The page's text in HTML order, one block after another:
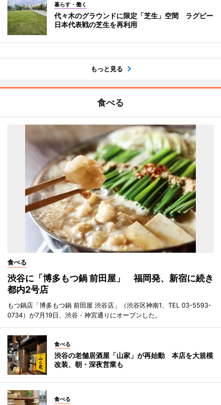
暮らす・働く
代々木のグラウンドに限定「芝生」空間 ラグビー
日本代表戦の芝生を再利用
もっと見る
食べる
食べる
渋谷に「博多もつ鍋 前田屋」 福岡発、新宿に続き
都内2号店
もつ鍋店「博多もつ鍋 前田屋 渋谷店」（渋谷区神南1、TEL 03-5593-
0734）が7月19日、渋谷・神宮通りにオープンした。
食べる
渋谷の老舗居酒屋「山家」が再始動 本店を大規模
改装、朝・深夜営業も
食べる